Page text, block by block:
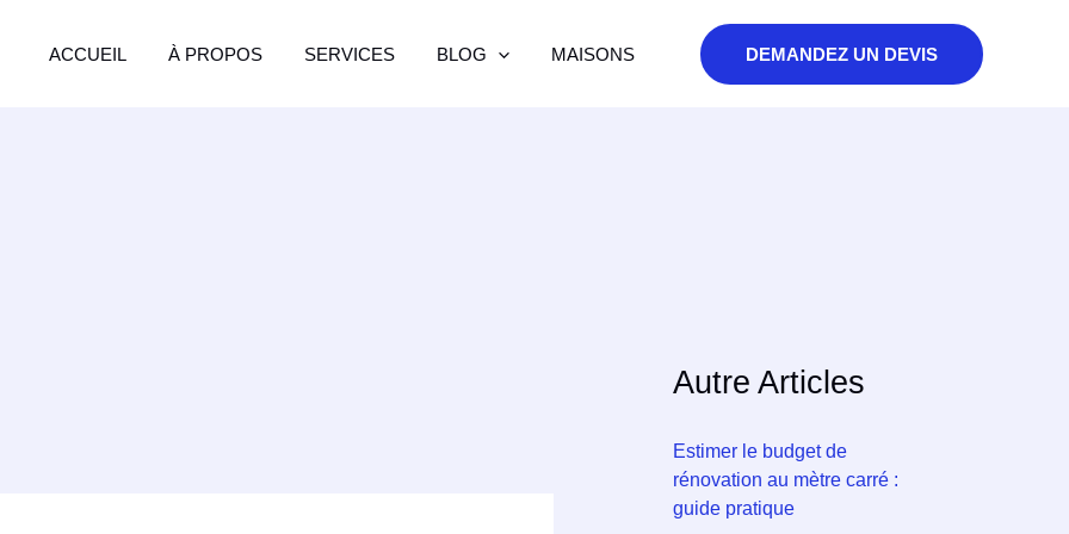
ACCUEIL À PROPOS SERVICES BLOG MAISONS DEMANDEZ UN DEVIS
Autre Articles
Estimer le budget de
rénovation au mètre carré :
guide pratique